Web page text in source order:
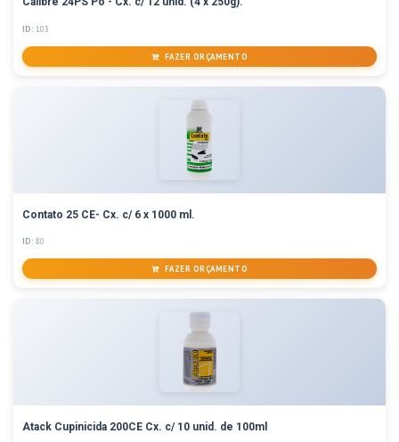
ID: 103
FAZER ORÇAMENTO
Contato 25 CE- Cx. c/ 6 x 1000 ml.
ID: 80
FAZER ORÇAMENTO
Atack Cupinicida 200CE Cx. c/ 10 unid. de 100ml